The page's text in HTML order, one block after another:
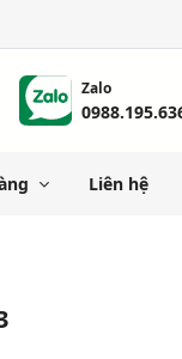
Zalo
Liên hệ